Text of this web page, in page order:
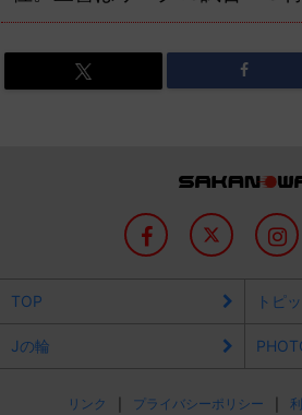
TOP トピ
Jの輪
リンク プライバシーポリシー